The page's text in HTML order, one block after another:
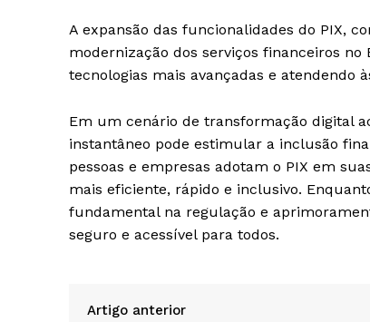
A expansão das funcionalidades do PIX,
modernização dos serviços financeiros
tecnologias mais avançadas e atendendo
Em um cenário de transformação digital
instantâneo pode estimular a inclusão
pessoas e empresas adotam o PIX em
mais eficiente, rápido e inclusivo.
fundamental na regulação e
seguro e acessível para todos.
Artigo anterior